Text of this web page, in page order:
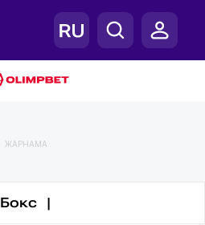
ЖАРНАМА
Бокс |